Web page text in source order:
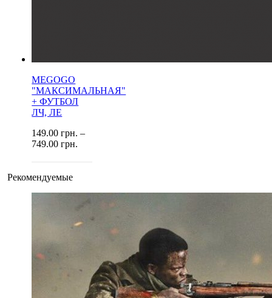
MEGOGO
"МАКСИМАЛЬНАЯ"
+ ФУТБОЛ
ЛЧ, ЛЕ
149.00грн. –
749.00грн.
Рекомендуемые